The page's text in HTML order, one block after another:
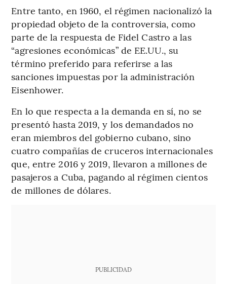
Entre tanto, en 1960, el régimen nacionalizó la
propiedad objeto de la controversia, como
parte de la respuesta de Fidel Castro a las
“agresiones económicas” de EE.UU., su
término preferido para referirse a las
sanciones impuestas por la administración
Eisenhower.
En lo que respecta a la demanda en sí, no se
presentó hasta 2019, y los demandados no
eran miembros del gobierno cubano, sino
cuatro compañías de cruceros internacionales
que, entre 2016 y 2019, llevaron a millones de
pasajeros a Cuba, pagando al régimen cientos
de millones de dólares.
PUBLICIDAD